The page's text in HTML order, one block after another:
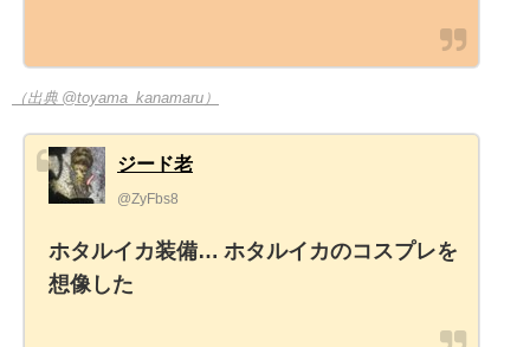
（出典 @toyama_kanamaru）
ジード老
@ZyFbs8
ホタルイカ装備… ホタルイカのコスプレを
想像した